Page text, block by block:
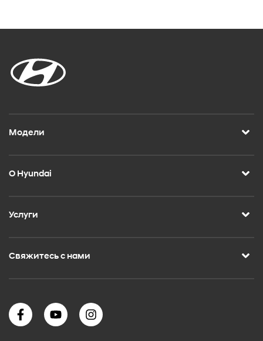
Модели
О Hyundai
Услуги
Свяжитесь с нами